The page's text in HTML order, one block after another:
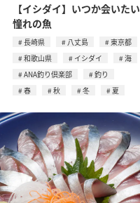
【イシダイ】いつか会いたい
憧れの魚
長崎県 八丈島
東京都
和歌山県
イシダイ
海
ANA釣り倶楽部
釣り
春
秋 冬 夏